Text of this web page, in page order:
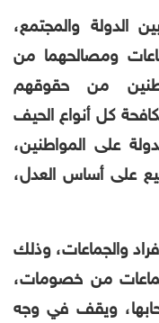
الدولة والمجتمع،
ومصالحهما من
من حقوقهم
كل أنواع الحيف
على المواطنين،
على أساس العدل،
والجماعات، وذلك
من خصومات،
ويقف في وجه